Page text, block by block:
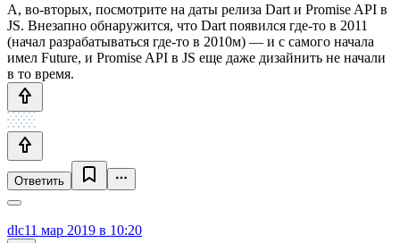
А, во-вторых, посмотрите на даты релиза Dart и Promise API в
JS. Внезапно обнаружится, что Dart появился где-то в 2011
(начал разрабатываться где-то в 2010м) — и с самого начала
имел Future, и Promise API в JS еще даже дизайнить не начали
в то время.
Ответить
dlc11 мар 2019 в 10:20